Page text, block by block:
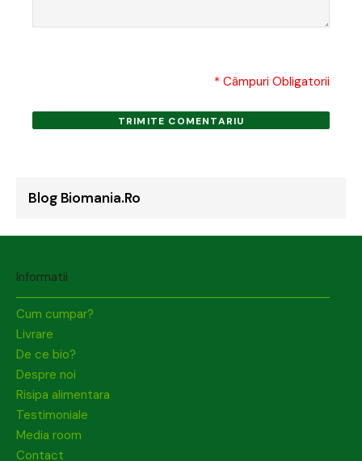
* Câmpuri Obligatorii
TRIMITE COMENTARIU
Blog Biomania.ro
Informatii
Cum cumpar?
Livrare
De ce bio?
Despre noi
Risipa alimentara
Testimoniale
Media room
Contact